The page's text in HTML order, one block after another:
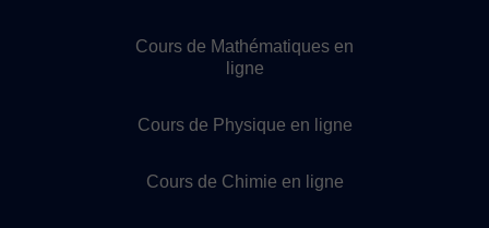
Cours de Mathématiques en
ligne
Cours de Physique en ligne
Cours de Chimie en ligne